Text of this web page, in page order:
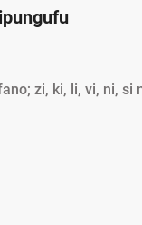
zi, ki, li, vi, ni, si